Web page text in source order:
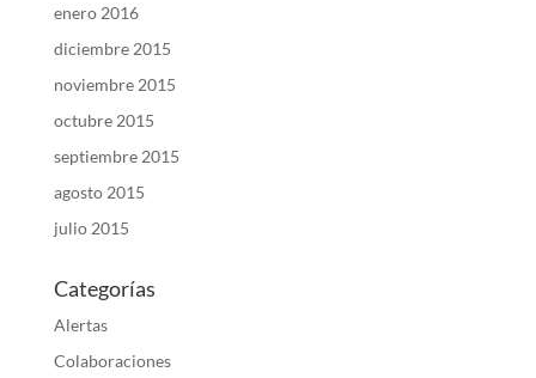
enero 2016
diciembre 2015
noviembre 2015
octubre 2015
septiembre 2015
agosto 2015
julio 2015
Categorías
Alertas
Colaboraciones